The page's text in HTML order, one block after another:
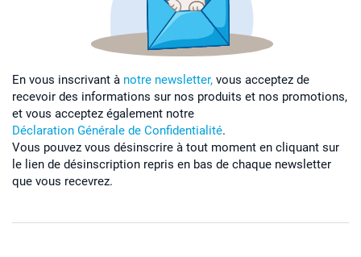
En vous inscrivant à notre newsletter, vous acceptez de
recevoir des informations sur nos produits et nos promotions,
et vous acceptez également notre
Déclaration Générale de Confidentialité.
Vous pouvez vous désinscrire à tout moment en cliquant sur
le lien de désinscription repris en bas de chaque newsletter
que vous recevrez.